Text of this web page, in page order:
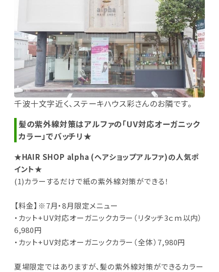
千波十文字近く、ステーキハウス彩さんのお隣です。
髪の紫外線対策はアルファの「UV対応オーガニック
カラー」でバッチリ★
★HAIR SHOP alpha (ヘアショップアルファ)の人気ポ
イント★
(1)カラーするだけで紙の紫外線対策ができる！
【料金】※7月・8月限定メニュー
・カット+UV対応オーガニックカラー（リタッチ3ｃｍ以内）
6,980円
・カット+UV対応オーガニックカラー（全体）7,980円
夏場限定ではありますが、髪の紫外線対策ができるカラー